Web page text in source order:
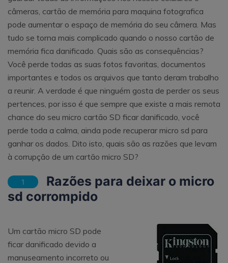
câmeras, cartão de memória para maquina fotografica
pode aumentar o espaço de memória do seu câmera. Mas
tudo se torna mais complicado quando o nosso cartão de
memória fica danificado. Quais são as consequências?
Você perde todas as suas fotos favoritas, documentos
importantes e todos os arquivos que tanto deram trabalho
a reunir. A verdade é que ninguém gosta de perder os seus
pertences, por isso é que sempre que existe a mais remota
chance do seu micro cartão SD ficar danificado, você
perde toda a calma, ainda pode recuperar micro sd para
ganhar os dados. Dito isto, quais são as razões que levam
à corrupção de um cartão micro SD?
1
Razões para deixar o micro
sd corrompido
Um cartão micro SD pode
ficar danificado devido a
manuseamento incorreto ou